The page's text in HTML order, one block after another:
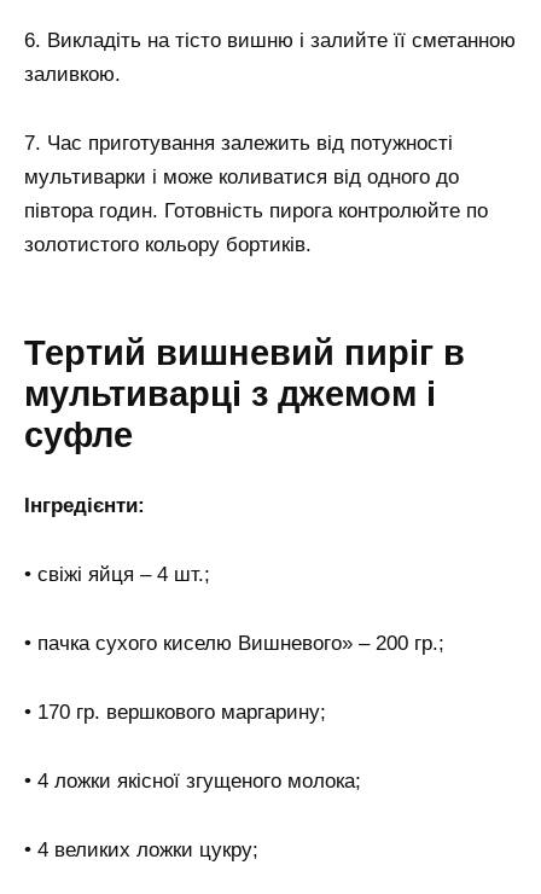
6. Викладіть на тісто вишню і залийте її сметанною
заливкою.
7. Час приготування залежить від потужності
мультиварки і може коливатися від одного до
півтора годин. Готовність пирога контролюйте по
золотистого кольору бортиків.
Тертий вишневий пиріг в
мультиварці з джемом і
суфле
Інгредієнти:
• свіжі яйця – 4 шт.;
• пачка сухого киселю Вишневого» – 200 гр.;
• 170 гр. вершкового маргарину;
• 4 ложки якісної згущеного молока;
• 4 великих ложки цукру;